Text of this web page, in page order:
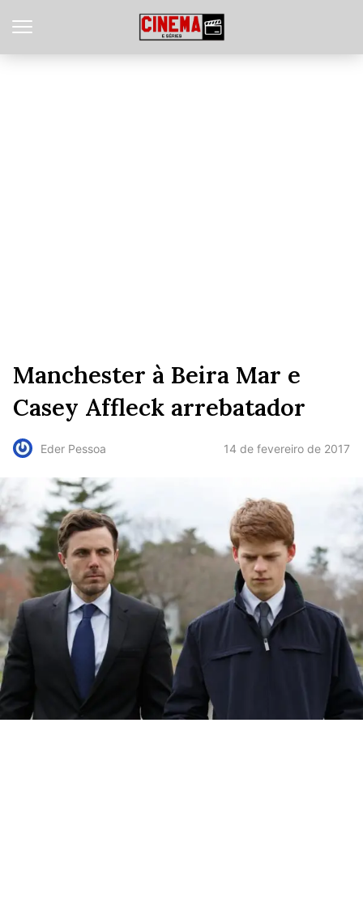
Manchester à Beira Mar e
Casey Affleck arrebatador
Eder Pessoa 14 de fevereiro de 2017